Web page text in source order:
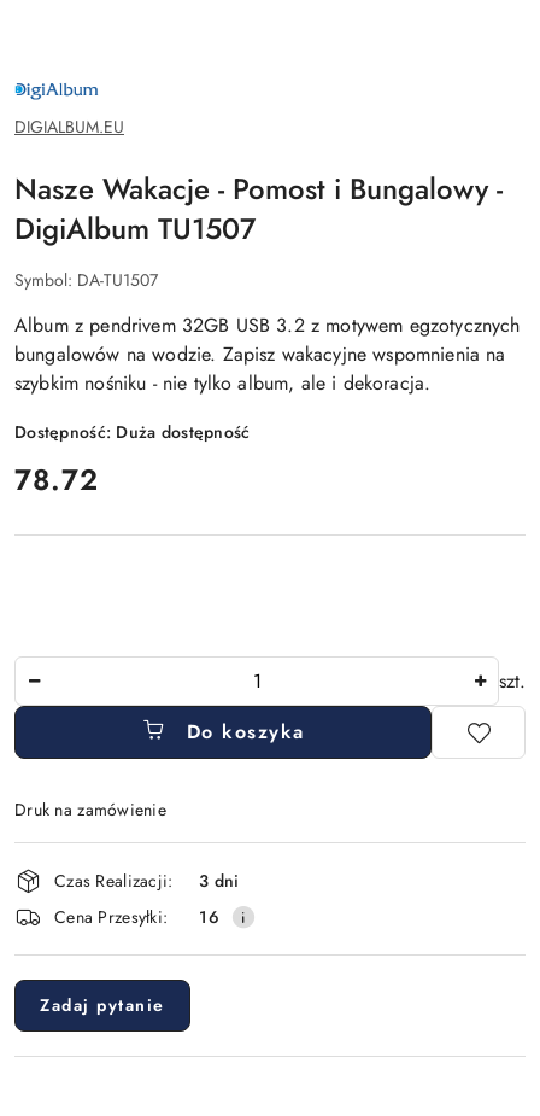
DIGIALBUM.EU
DIGIALBUM.EU
Nasze Wakacje - Pomost i Bungalowy -
DigiAlbum TU1507
Symbol: DA-TU1507
Album z pendrivem 32GB USB 3.2 z motywem egzotycznych
bungalowów na wodzie. Zapisz wakacyjne wspomnienia na
szybkim nośniku - nie tylko album, ale i dekoracja.
Dostępność: Duża dostępność
cena:
78.72
szt.
Do koszyka
Druk na zamówienie
Dostępność
i
dostawa
Czas Realizacji:
3 dni
Cena Przesyłki:
16
Zadaj pytanie